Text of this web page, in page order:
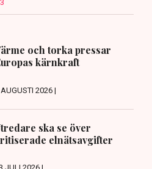
och torka pressar
kärnkraft
2026 |
ska se över
elnätsavgifter